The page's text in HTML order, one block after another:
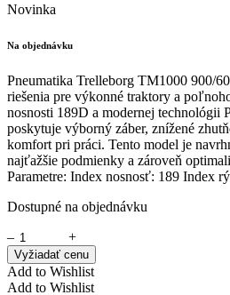
Novinka
Na objednávku
Pneumatika Trelleborg TM1000 900/
riešenia pre výkonné traktory a
nosnosti 189D a modernej technológii
poskytuje výborný záber, znížené
komfort pri práci. Tento model je
najťažšie podmienky a zároveň
Parametre: Index nosnosť: 189 Index
Dostupné na objednávku
–
+
Vyžiadať cenu
Add to Wishlist
Add to Wishlist